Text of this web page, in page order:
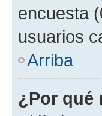
encuesta
usuarios
Arriba
¿Por qué